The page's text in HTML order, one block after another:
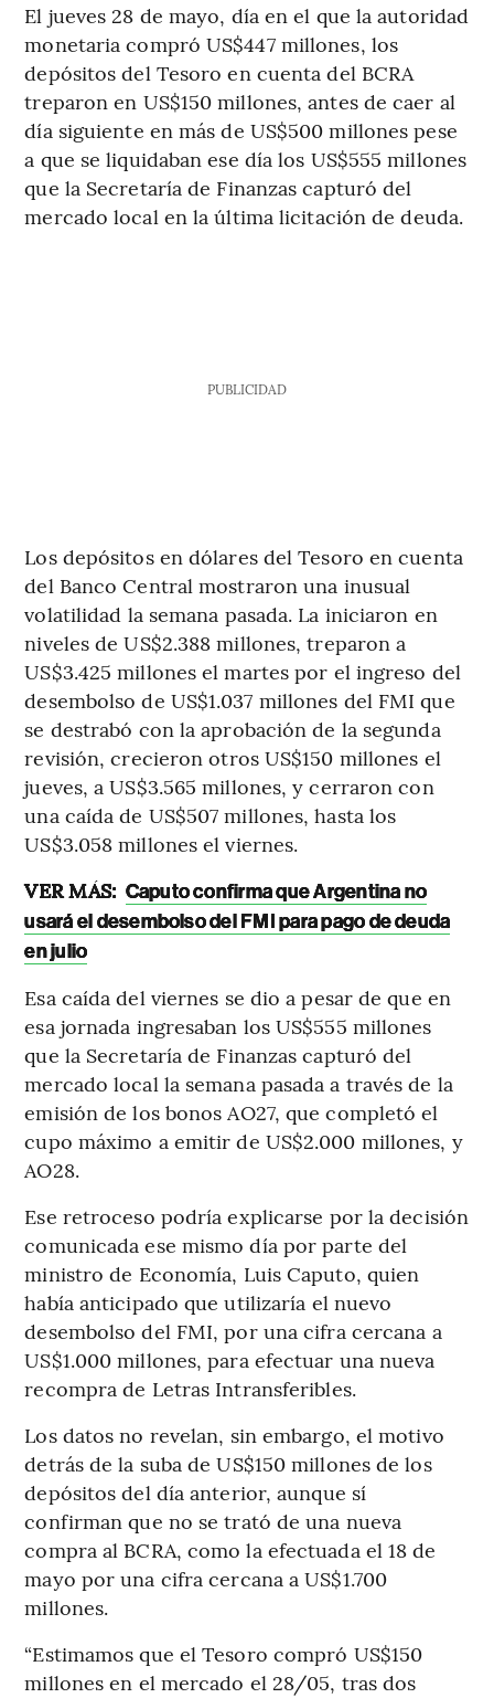
El jueves 28 de mayo, día en el que la autoridad
monetaria compró US$447 millones, los
depósitos del Tesoro en cuenta del BCRA
treparon en US$150 millones, antes de caer al
día siguiente en más de US$500 millones pese
a que se liquidaban ese día los US$555 millones
que la Secretaría de Finanzas capturó del
mercado local en la última licitación de deuda.
PUBLICIDAD
Los depósitos en dólares del Tesoro en cuenta
del Banco Central mostraron una inusual
volatilidad la semana pasada. La iniciaron en
niveles de US$2.388 millones, treparon a
US$3.425 millones el martes por el ingreso del
desembolso de US$1.037 millones del FMI que
se destrabó con la aprobación de la segunda
revisión, crecieron otros US$150 millones el
jueves, a US$3.565 millones, y cerraron con
una caída de US$507 millones, hasta los
US$3.058 millones el viernes.
VER MÁS: Caputo confirma que Argentina no
usará el desembolso del FMI para pago de deuda
en julio
Esa caída del viernes se dio a pesar de que en
esa jornada ingresaban los US$555 millones
que la Secretaría de Finanzas capturó del
mercado local la semana pasada a través de la
emisión de los bonos AO27, que completó el
cupo máximo a emitir de US$2.000 millones, y
AO28.
Ese retroceso podría explicarse por la decisión
comunicada ese mismo día por parte del
ministro de Economía, Luis Caputo, quien
había anticipado que utilizaría el nuevo
desembolso del FMI, por una cifra cercana a
US$1.000 millones, para efectuar una nueva
recompra de Letras Intransferibles.
Los datos no revelan, sin embargo, el motivo
detrás de la suba de US$150 millones de los
depósitos del día anterior, aunque sí
confirman que no se trató de una nueva
compra al BCRA, como la efectuada el 18 de
mayo por una cifra cercana a US$1.700
millones.
“Estimamos que el Tesoro compró US$150
millones en el mercado el 28/05, tras dos